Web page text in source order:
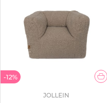
-12%
JOLLEIN